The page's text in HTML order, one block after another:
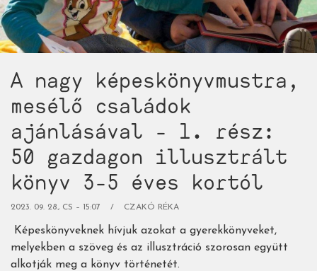
illusztrált
könyv
5-
éves
gyerekeknek)
A nagy képeskönyvmustra,
mesélő családok
ajánlásával - 1. rész:
50 gazdagon illusztrált
könyv 3-5 éves kortól
2023. 09. 28., CS – 15:07 CZAKÓ RÉKA
Képeskönyveknek hívjuk azokat a gyerekkönyveket,
melyekben a szöveg és az illusztráció szorosan együtt
alkotják meg a könyv történetét.